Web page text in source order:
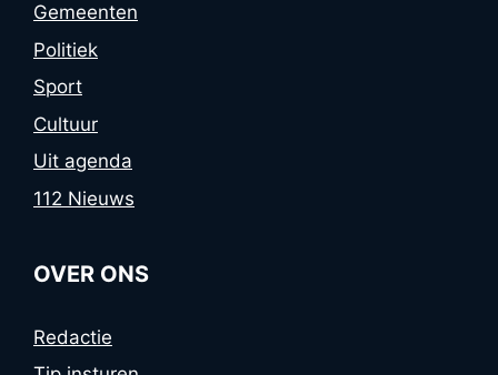
Gemeenten
Politiek
Sport
Cultuur
Uit agenda
112 Nieuws
OVER ONS
Redactie